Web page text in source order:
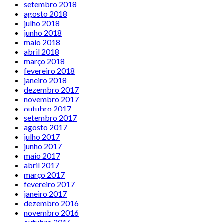
setembro 2018
agosto 2018
julho 2018
junho 2018
maio 2018
abril 2018
março 2018
fevereiro 2018
janeiro 2018
dezembro 2017
novembro 2017
outubro 2017
setembro 2017
agosto 2017
julho 2017
junho 2017
maio 2017
abril 2017
março 2017
fevereiro 2017
janeiro 2017
dezembro 2016
novembro 2016